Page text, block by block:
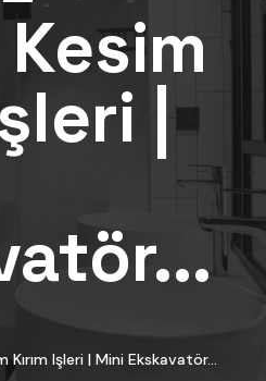
|
Işleri | Mini Ekskavatör...